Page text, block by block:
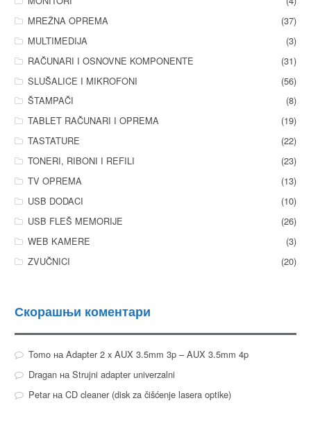
MREŽNA OPREMA
(37)
MULTIMEDIJA
(3)
RAČUNARI I OSNOVNE KOMPONENTE
(31)
SLUŠALICE I MIKROFONI
(56)
ŠTAMPAČI
(8)
TABLET RAČUNARI I OPREMA
(19)
TASTATURE
(22)
TONERI, RIBONI I REFILI
(23)
TV OPREMA
(13)
USB DODACI
(10)
USB FLEŠ MEMORIJE
(26)
WEB KAMERE
(3)
ZVUČNICI
(20)
Скорашњи коментари
TomoнаAdapter 2 x AUX 3.5mm 3p – AUX 3.5mm 4p
DraganнаStrujni adapter univerzalni
PetarнаCD cleaner (disk za čišćenje lasera optike)